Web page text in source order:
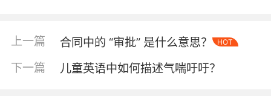
时，需兼顾商业利益与法律边界。
二、解除权行使条件
上一篇 合同中的 “审批” 是什么意思？ HOT
下一篇 儿童英语中如何描述气喘吁吁？